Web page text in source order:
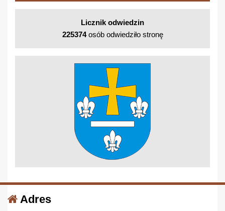
Licznik odwiedzin
225374osób odwiedziło stronę
Adres